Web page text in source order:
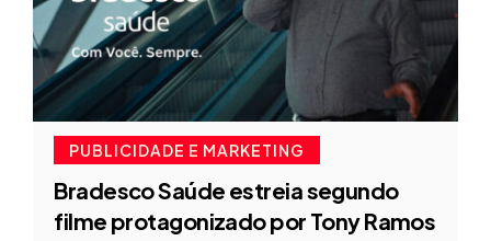
PUBLICIDADE E MARKETING
Bradesco Saúde estreia segundo
filme protagonizado por Tony Ramos